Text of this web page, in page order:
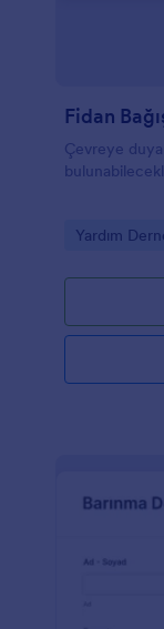
Fidan
Çevreye
Go to
Yardım